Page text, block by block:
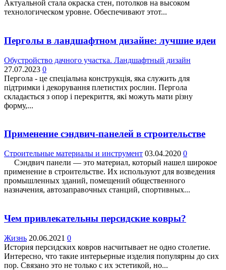
Актуальной стала окраска стен, потолков на высоком
технологическом уровне. Обеспечивают этот...
Перголы в ландшафтном дизайне: лучшие идеи
Обустройство дачного участка. Ландшафтный дизайн
27.07.2023 0
Пергола - це спеціальна конструкція, яка служить для
підтримки і декорування плетистих рослин. Пергола
складається з опор і перекриття, які можуть мати різну
форму,...
Применение сэндвич-панелей в строительстве
Строительные материалы и инструмент 03.04.2020 0
Сэндвич панели — это материал, который нашел широкое
применение в строительстве. Их используют для возведения
промышленных зданий, помещений общественного
назначения, автозаправочных станций, спортивных...
Чем привлекательны персидские ковры?
Жизнь 20.06.2021 0
История персидских ковров насчитывает не одно столетие.
Интересно, что такие интерьерные изделия популярны до сих
пор. Связано это не только с их эстетикой, но...